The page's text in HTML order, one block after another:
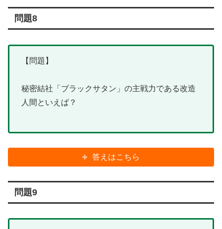
問題8
【問題】
秘密結社「ブラックサタン」の主戦力である改造
人間といえば？
答えはこちら
問題9